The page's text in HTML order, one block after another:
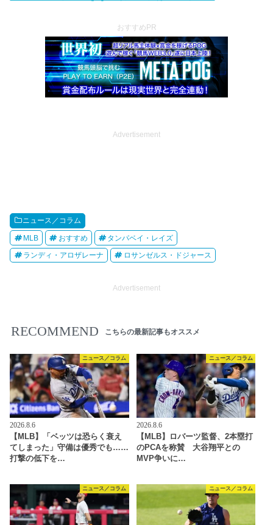
おすすめPR
Advertisement
ニュース／コラム
MLB おすすめ タンパベイ・レイズ
ランディ・アロザレーナ ロサンゼルス・ドジャース
Advertisement
RECOMMEND こちらの最新記事もオススメ
ニュース／コラム
2026.8.6
【MLB】「ベッツは恐らく衰え
てしまった」守備は優秀でも……
打撃の低下を…
ニュース／コラム
2026.8.6
【MLB】ロバーツ監督、2本塁打
のPCAを称賛 大谷翔平との
MVP争いに…
ニュース／コラム ニュース／コラム